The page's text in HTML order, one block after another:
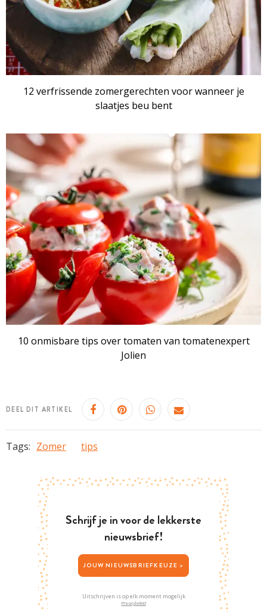
12 verfrissende zomergerechten voor wanneer je
slaatjes beu bent
10 onmisbare tips over tomaten van tomatenexpert
Jolien
DEEL DIT ARTIKEL
Tags: Zomer tips
Schrijf je in voor de lekkerste
nieuwsbrief!
JOUW NIEUWSBRIEFKEUZE >
Uitschrijven is op elk moment mogelijk
Privacybeleid